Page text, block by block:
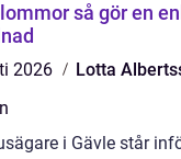
en enkel gest
2026
Lotta
i Gävle står